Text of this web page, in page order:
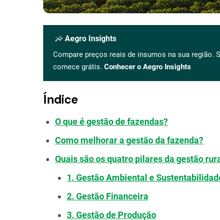
insights Aegro Insights
Compare preços reais de insumos na sua
comece grátis. Conhecer o Aegro Insights
Índice
O que é gestão de fazendas?
Como melhorar a gestão da fazenda?
Quais são os quatro pilares da gestão
1. Gestão Ambiental e
2. Gestão Financeira
3. Gestão de Produção